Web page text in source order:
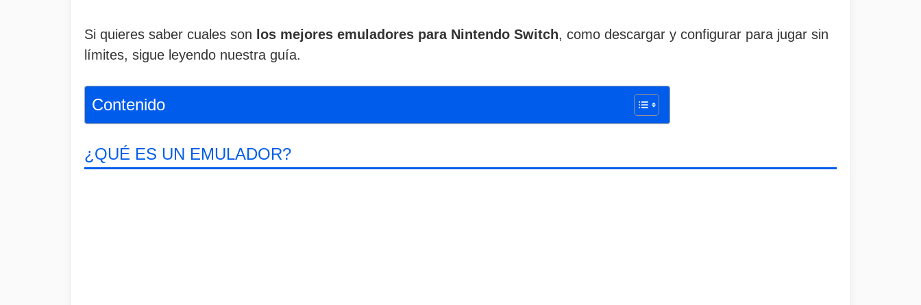
Si quieres saber cuales son los mejores emuladores para Nintendo Switch, como descargar y configurar para jugar sin
límites, sigue leyendo nuestra guía.
Contenido
¿QUÉ ES UN EMULADOR?